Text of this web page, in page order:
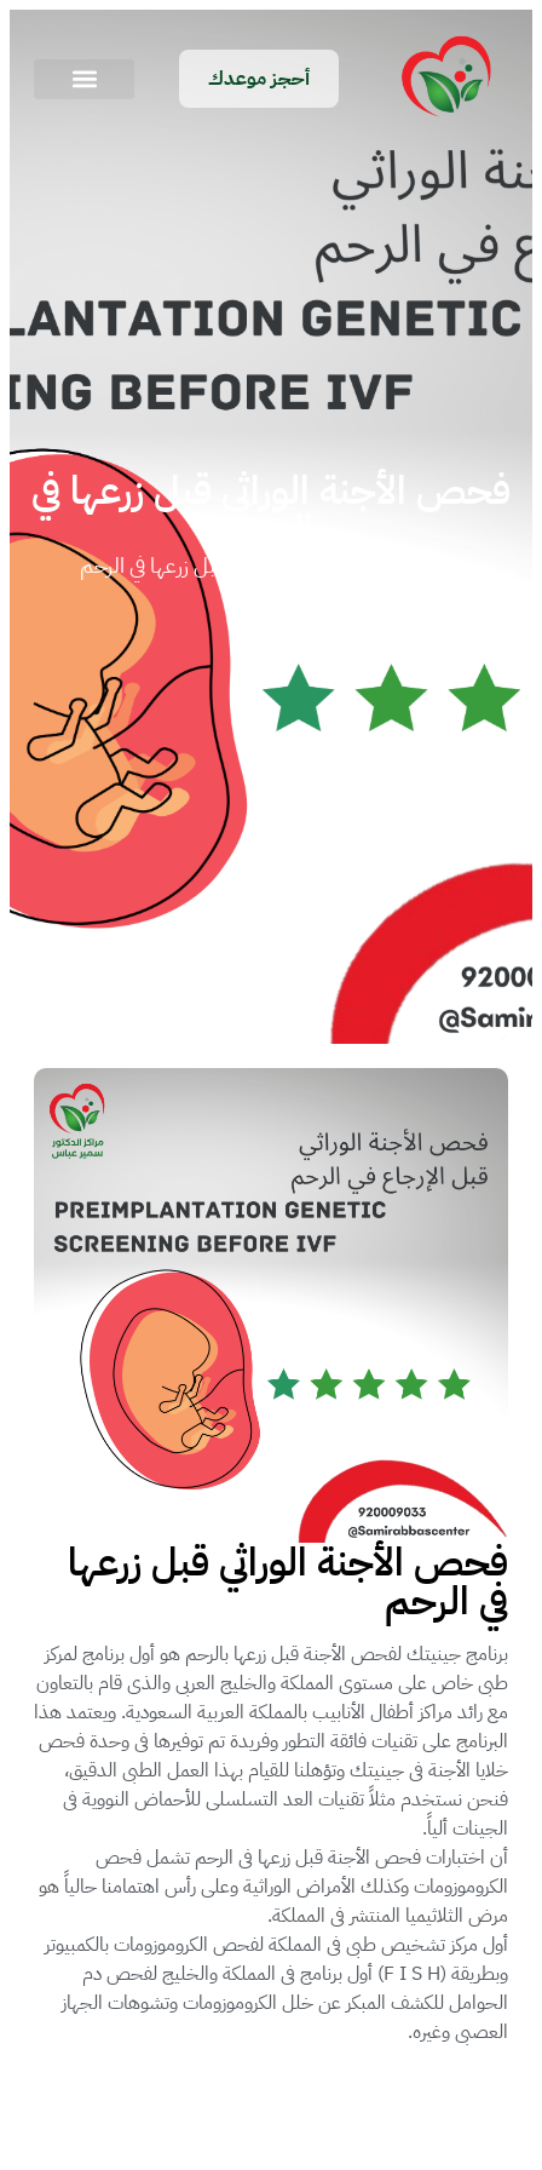
أحجز موعدك
فحص الأجنة الوراثي قبل زرعها في
فحص الأجنة الوراثي قبل زرعها في الرحم
فحص الأجنة الوراثي قبل زرعها
في الرحم
برنامج جينيتك لفحص الأجنة قبل زرعها بالرحم هو أول برنامج لمركز
طبى خاص على مستوى المملكة والخليج العربى والذى قام بالتعاون
مع رائد مراكز أطفال الأنابيب بالمملكة العربية السعودية. ويعتمد هذا
البرنامج على تقنيات فائقة التطور وفريدة تم توفيرها فى وحدة فحص
خلايا الأجنة فى جينيتك وتؤهلنا للقيام بهذا العمل الطبى الدقيق،
فنحن نستخدم مثلاً تقنيات العد التسلسلى للأحماض النووية فى
الجينات ألياً.
أن اختبارات فحص الأجنة قبل زرعها فى الرحم تشمل فحص
الكروموزومات وكذلك الأمراض الوراثية وعلى رأس اهتمامنا حالياً هو
مرض الثلاثيميا المنتشر فى المملكة.
أول مركز تشخيص طبى فى المملكة لفحص الكروموزومات بالكمبيوتر
وبطريقة (F I S H) أول برنامج فى المملكة والخليج لفحص دم
الحوامل للكشف المبكر عن خلل الكروموزومات وتشوهات الجهاز
العصبى وغيره.